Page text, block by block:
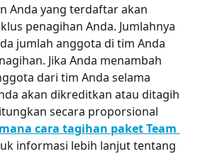
Anda yang terdaftar akan
penagihan Anda. Jumlahnya
jumlah anggota di tim Anda
Jika Anda menambah
dari tim Anda selama
akan dikreditkan atau ditagih
secara proporsional
cara tagihan paket Team
informasi lebih lanjut tentang